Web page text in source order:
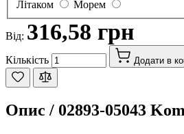
Літаком
Морем
Від: 316,58 грн
Кількість Додати в
Опис / 02893-05043